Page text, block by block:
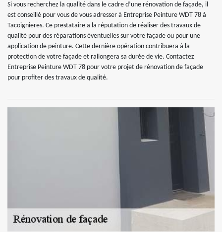
Si vous recherchez la qualité dans le cadre d’une rénovation de façade, il
est conseillé pour vous de vous adresser à Entreprise Peinture WDT 78 à
Tacoignieres. Ce prestataire a la réputation de réaliser des travaux de
qualité pour des réparations éventuelles sur votre façade ou pour une
application de peinture. Cette dernière opération contribuera à la
protection de votre façade et rallongera sa durée de vie. Contactez
Entreprise Peinture WDT 78 pour votre projet de rénovation de façade
pour profiter des travaux de qualité.